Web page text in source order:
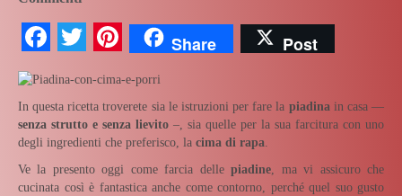
Facebook
TwitterPinterest
Share Post
In questa ricetta troverete sia le istruzioni per fare la piadina in casa —
senza strutto e senza lievito –, sia quelle per la sua farcitura con uno
degli ingredienti che preferisco, la cima di rapa
Ve la presento oggi come farcia dellepiadine , ma vi assicuro che
cucinata così è fantastica anche come contorno, perché quel suo gusto